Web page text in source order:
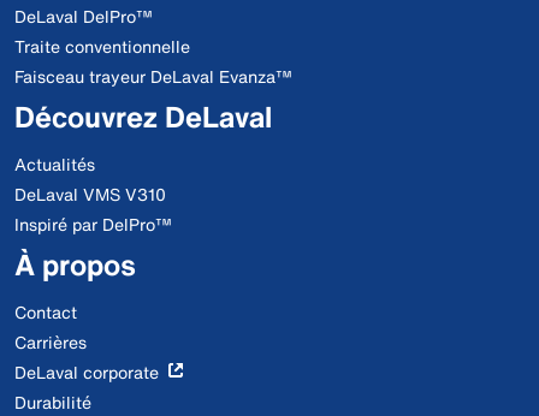
DeLaval DelPro™
Traite conventionnelle
Faisceau trayeur DeLaval Evanza™
Découvrez DeLaval
Actualités
DeLaval VMS V310
Inspiré par DelPro™
À propos
Contact
Carrières
DeLaval corporate
Durabilité